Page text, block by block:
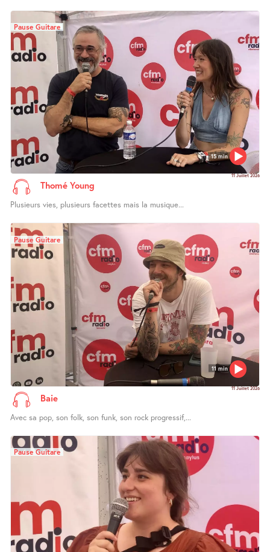
15 min
Pause Guitare
11 Juillet 2026
Thomé Young
Plusieurs vies, plusieurs facettes mais la musique...
11 min
Pause Guitare
11 Juillet 2026
Baie
Avec sa pop, son folk, son funk, son rock progressif,...
Pause Guitare